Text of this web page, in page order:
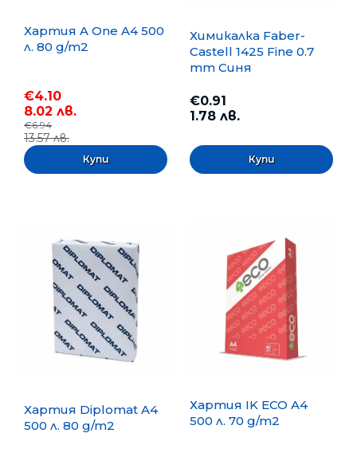
Хартия A One A4 500
л. 80 g/m2
€4.10
8.02 лв.
€6.94
13.57 лв.
Химикалка Faber-
Castell 1425 Fine 0.7
mm Синя
€0.91
1.78 лв.
Хартия Diplomat A4
500 л. 80 g/m2
Хартия IK ECO A4
500 л. 70 g/m2